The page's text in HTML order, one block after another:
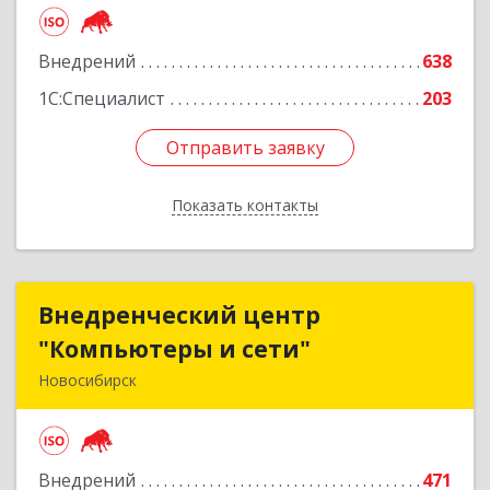
Внедрений
638
1С:Специалист
203
Отправить заявку
Показать контакты
Отправить заявку
Назад
Внедренческий центр
"Компьютеры и сети"
Новосибирск
Внедрений
471
Внедренческий центр
"Компьютеры и сети"
Подробнее